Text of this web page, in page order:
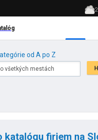
od A po Z
katalógu firiem na